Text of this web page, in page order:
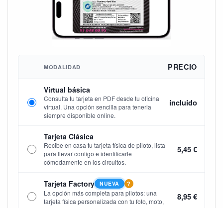
MODALIDAD PRECIO
Virtual básica
Consulta tu tarjeta en PDF desde tu oficina
virtual. Una opción sencilla para tenerla
siempre disponible online.
incluido
Tarjeta Clásica
Recibe en casa tu tarjeta física de piloto, lista
para llevar contigo e identificarte
cómodamente en los circuitos.
5,45 €
Tarjeta Factory NUEVA ?
La opción más completa para pilotos: una
tarjeta física personalizada con tu foto, moto,
8,95 €